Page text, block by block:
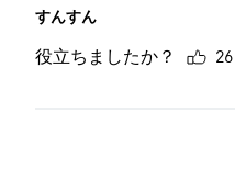
すんすん
役立ちましたか？ 26